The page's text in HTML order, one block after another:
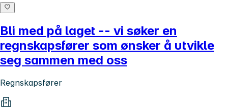
Bli med på laget -- vi søker en
regnskapsfører som ønsker å utvikle
seg sammen med oss
Regnskapsfører